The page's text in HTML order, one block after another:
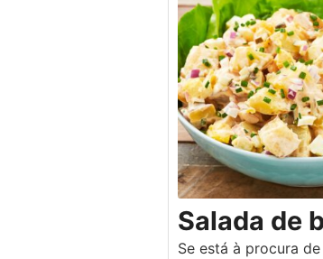
Salada de
Se está à procura